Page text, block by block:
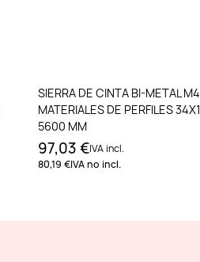
Añadir al
SIERRA DE CINTA BI-METAL
MATERIALES DE PERFILES
5600 MM
97,03 €IVA incl.
80,19 €IVA no incl.